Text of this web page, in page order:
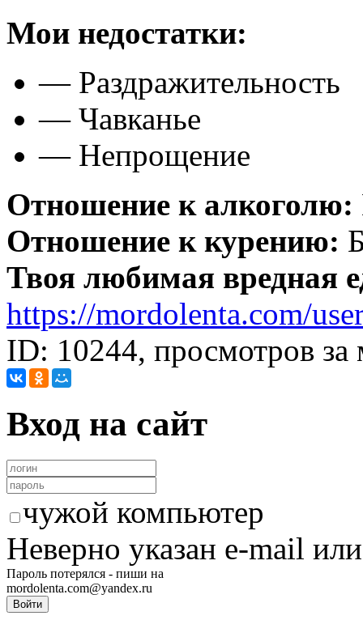
Мои недостатки:
— Раздражительность
— Чавканье
— Непрощение
Отношение к алкоголю:
Отношение к курению:
Твоя любимая вредная
https://mordolenta.com/
ID: 10244, просмотров за
Вход на сайт
чужой компьютер
Неверно указан e-mail
Пароль потерялся - пиши на
mordolenta.com@yandex.ru